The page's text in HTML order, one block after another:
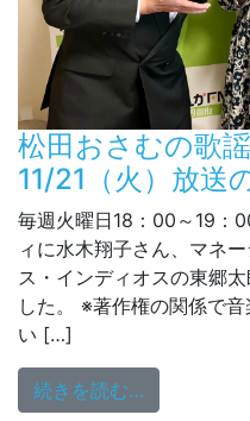
松田おさむの歌
11/21（火）放送
毎週火曜日18：00～19：
ィに水木翔子さん、マネ
ス・インディオスの東郷
した。 ※著作権の関係で
い […]
続きを読む…